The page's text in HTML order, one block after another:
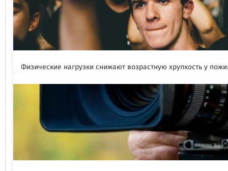
Физические нагрузки снижают возрастную хрупкость у